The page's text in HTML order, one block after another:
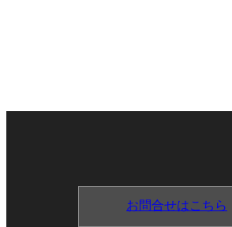
お問合せはこちら